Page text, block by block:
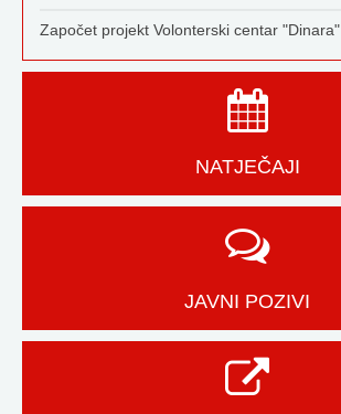
Započet projekt Volonterski centar "Dinara"
NATJEČAJI
JAVNI POZIVI